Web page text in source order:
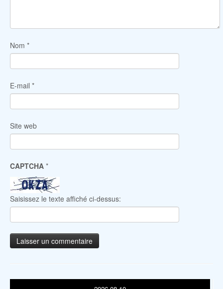
Nom *
E-mail *
Site web
CAPTCHA *
Saisissez le texte affiché ci-dessus: